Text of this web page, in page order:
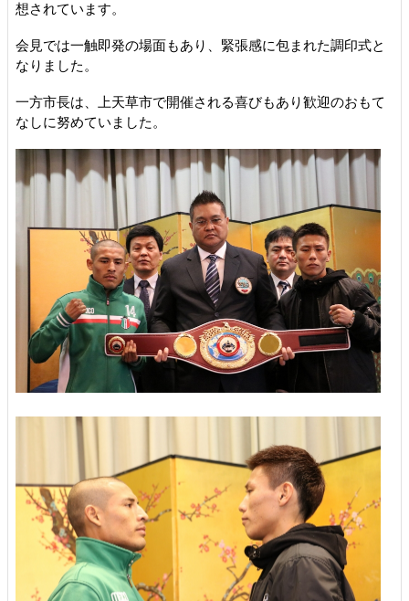
想されています。
会見では一触即発の場面もあり、緊張感に包まれた調印式と
なりました。
一方市長は、上天草市で開催される喜びもあり歓迎のおもて
なしに努めていました。